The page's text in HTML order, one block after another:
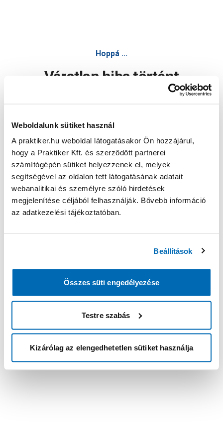
Weboldalunk sütiket használ
A praktiker.hu weboldal látogatásakor Ön hozzájárul,
hogy a Praktiker Kft. és szerződött partnerei
számítógépén sütiket helyezzenek el, melyek
segítségével az oldalon tett látogatásának adatait
webanalitikai és személyre szóló hirdetések
megjelenítése céljából felhasználják. Bővebb információ
az adatkezelési tájékoztatóban.
Beállítások
Összes süti engedélyezése
Testre szabás
Kizárólag az elengedhetetlen sütiket használja
Hoppá ...
Váratlan hiba történt
Oldal újratöltése